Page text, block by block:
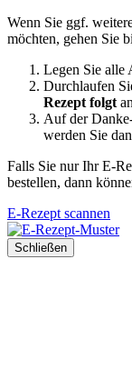
Wenn Sie ggf.
möchten, gehen Sie
Legen Sie alle
Durchlaufen
Rezept folgt
Auf der
werden Sie
Falls Sie nur Ihr E-
bestellen, dann
E-Rezept scannen
Schließen